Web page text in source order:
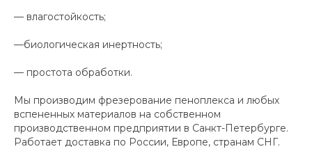
— влагостойкость;
—биологическая инертность;
— простота обработки.
Мы производим фрезерование пеноплекса и любых
вспененных материалов на собственном
производственном предприятии в Санкт-Петербурге.
Работает доставка по России, Европе, странам СНГ.